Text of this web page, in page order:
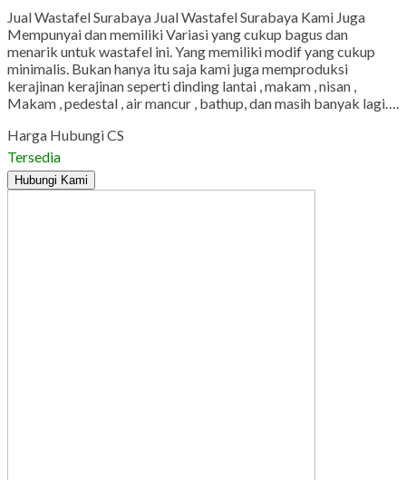
Jual Wastafel Surabaya Jual Wastafel Surabaya Kami Juga
Mempunyai dan memiliki Variasi yang cukup bagus dan
menarik untuk wastafel ini. Yang memiliki modif yang cukup
minimalis. Bukan hanya itu saja kami juga memproduksi
kerajinan kerajinan seperti dinding lantai , makam , nisan ,
Makam , pedestal , air mancur , bathup, dan masih banyak lagi….
Harga Hubungi CS
Tersedia
Hubungi Kami